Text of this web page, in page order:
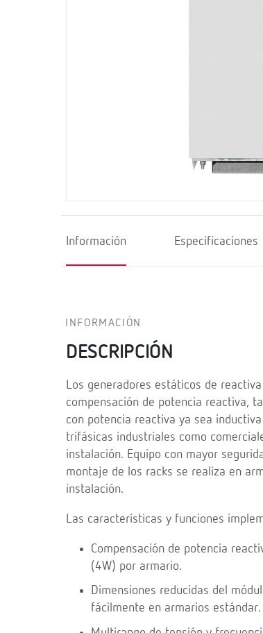
Información Especificaciones
INFORMACIÓN
DESCRIPCIÓN
Los generadores estáticos de
compensación de potencia reactiva,
con potencia reactiva ya sea
trifásicas industriales como
instalación. Equipo con mayor
montaje de los racks se realiza en
instalación.
Las características y funciones
Compensación de potencia
(4W) por armario.
Dimensiones reducidas del
fácilmente en armarios estándar.